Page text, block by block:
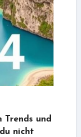
Trends und
nicht